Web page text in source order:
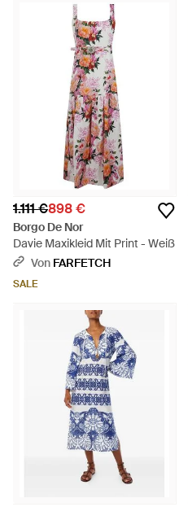
1.111 €898 €
Borgo De Nor
Davie Maxikleid Mit Print - Weiß
Von FARFETCH
SALE